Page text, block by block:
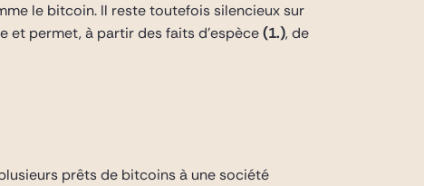
le bitcoin. Il reste toutefois silencieux sur
et permet, à partir des faits d’espèce(1.), de
prêts de bitcoins à une société